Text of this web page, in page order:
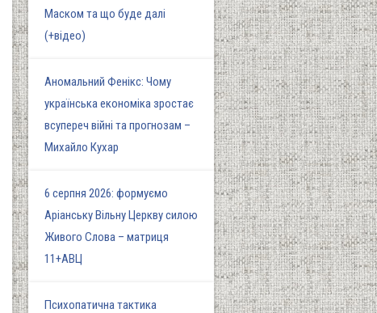
Маском та що буде далі
(+відео)
Аномальний Фенікс: Чому
українська економіка зростає
всупереч війні та прогнозам –
Михайло Кухар
6 серпня 2026: формуємо
Аріанську Вільну Церкву силою
Живого Слова – матриця
11+АВЦ
Психопатична тактика